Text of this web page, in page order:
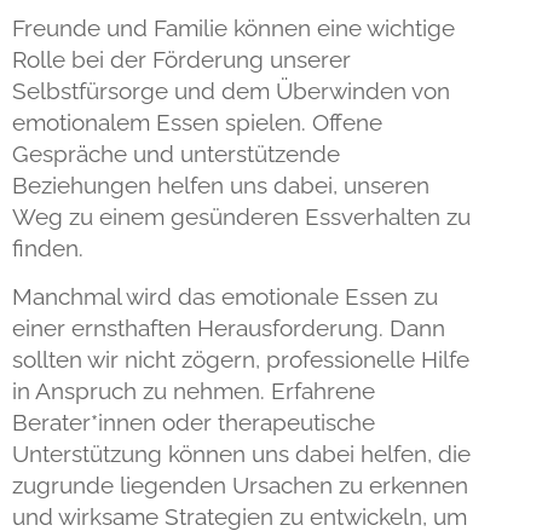
Freunde und Familie können eine wichtige
Rolle bei der Förderung unserer
Selbstfürsorge und dem Überwinden von
emotionalem Essen spielen. Offene
Gespräche und unterstützende
Beziehungen helfen uns dabei, unseren
Weg zu einem gesünderen Essverhalten zu
finden.
Manchmal wird das emotionale Essen zu
einer ernsthaften Herausforderung. Dann
sollten wir nicht zögern, professionelle Hilfe
in Anspruch zu nehmen. Erfahrene
Berater*innen oder therapeutische
Unterstützung können uns dabei helfen, die
zugrunde liegenden Ursachen zu erkennen
und wirksame Strategien zu entwickeln, um